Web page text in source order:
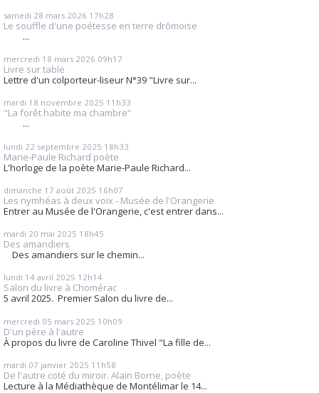
samedi 28 mars 2026 17h28
Le souffle d'une poétesse en terre drômoise
...
mercredi 18 mars 2026 09h17
Livre sur table
Lettre d'un colporteur-liseur N°39 "Livre sur...
mardi 18 novembre 2025 11h33
"La forêt habite ma chambre”
...
lundi 22 septembre 2025 18h33
Marie-Paule Richard poète
L'horloge de la poète Marie-Paule Richard...
dimanche 17 août 2025 16h07
Les nymhéas à deux voix - Musée de l'Orangerie
Entrer au Musée de l'Orangerie, c'est entrer dans...
mardi 20 mai 2025 18h45
Des amandiers
Des amandiers sur le chemin...
lundi 14 avril 2025 12h14
Salon du livre à Chomérac
5 avril 2025. Premier Salon du livre de...
mercredi 05 mars 2025 10h09
D'un père à l'autre
À propos du livre de Caroline Thivel "La fille de...
mardi 07 janvier 2025 11h58
De l'autre coté du miroir. Alain Borne, poète
Lecture à la Médiathèque de Montélimar le 14...